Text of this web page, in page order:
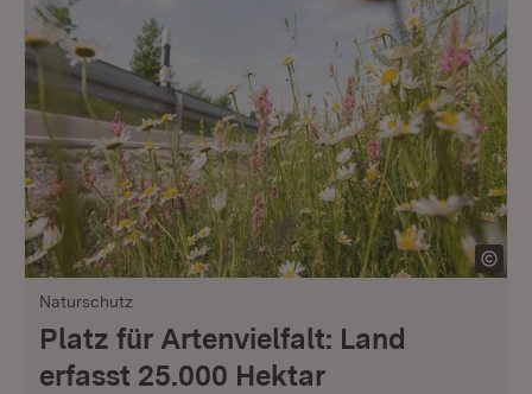
Naturschutz
Platz für Artenvielfalt: Land
erfasst 25.000 Hektar